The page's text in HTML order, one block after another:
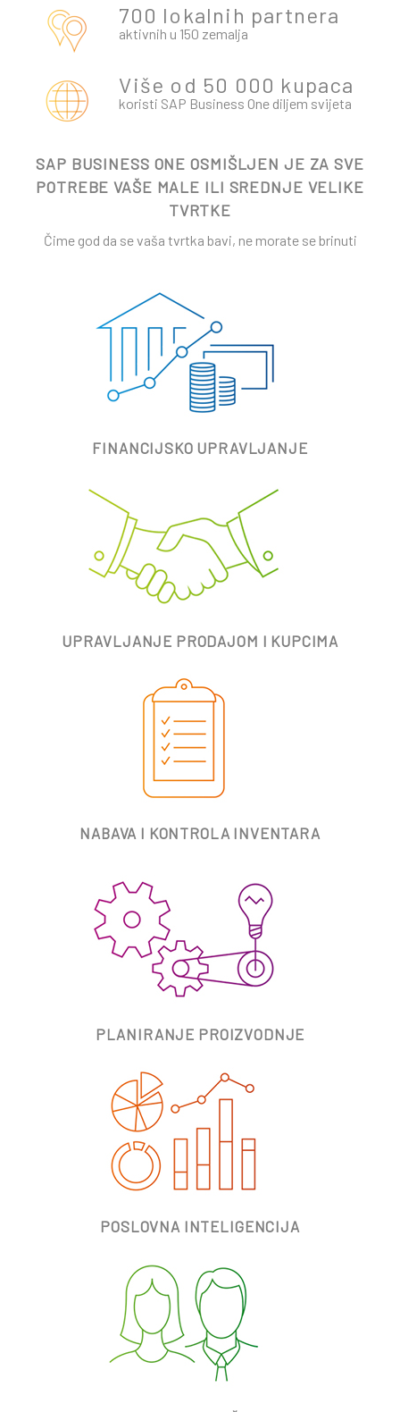
700 lokalnih partnera
aktivnih u 150 zemalja
Više od 50 000 kupaca
koristi SAP Business One diljem svijeta
SAP BUSINESS ONE OSMIŠLJEN JE ZA SVE
POTREBE VAŠE MALE ILI SREDNJE VELIKE
TVRTKE
Čime god da se vaša tvrtka bavi, ne morate se brinuti
FINANCIJSKO UPRAVLJANJE
UPRAVLJANJE PRODAJOM I KUPCIMA
NABAVA I KONTROLA INVENTARA
PLANIRANJE PROIZVODNJE
POSLOVNA INTELIGENCIJA